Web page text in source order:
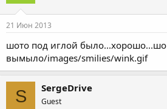
21 Июн 2013
шото под иглой было...хорошо...шо
вымыло/images/smilies/wink.gif
S SergeDrive
Guest